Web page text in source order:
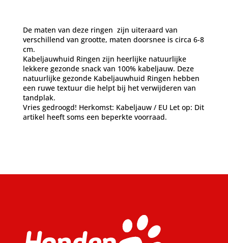
De maten van deze ringen zijn uiteraard van
verschillend van grootte, maten doorsnee is circa 6-8
cm.
Kabeljauwhuid Ringen zijn heerlijke natuurlijke
lekkere gezonde snack van 100% kabeljauw. Deze
natuurlijke gezonde Kabeljauwhuid Ringen hebben
een ruwe textuur die helpt bij het verwijderen van
tandplak.
Vries gedroogd! Herkomst: Kabeljauw / EU Let op: Dit
artikel heeft soms een beperkte voorraad.